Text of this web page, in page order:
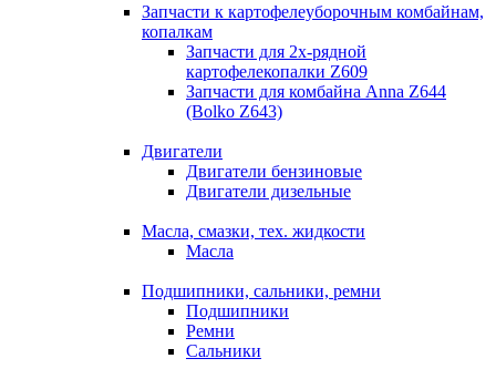
Запчасти к картофелеуборочным комбайнам,
копалкам
Запчасти для 2х-рядной
картофелекопалки Z609
Запчасти для комбайна Anna Z644
(Bolko Z643)
Двигатели
Двигатели бензиновые
Двигатели дизельные
Масла, смазки, тех. жидкости
Масла
Подшипники, сальники, ремни
Подшипники
Ремни
Сальники